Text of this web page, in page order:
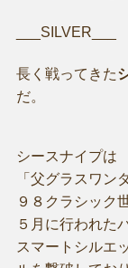
___SILVER___
長く戦ってきた
だ。
シースナイプは
「父グラスワン
９８クラシック
５月に行われた
スマートシルエ